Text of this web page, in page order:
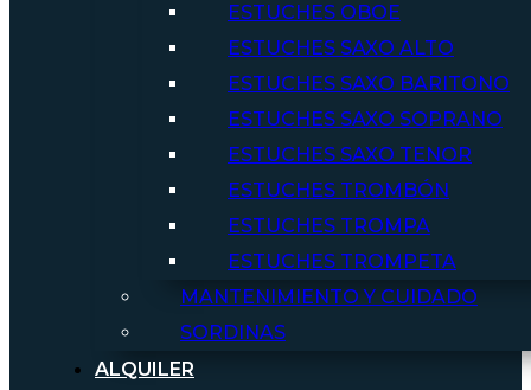
ESTUCHES OBOE
ESTUCHES SAXO ALTO
ESTUCHES SAXO BARITONO
ESTUCHES SAXO SOPRANO
ESTUCHES SAXO TENOR
ESTUCHES TROMBÓN
ESTUCHES TROMPA
ESTUCHES TROMPETA
MANTENIMIENTO Y CUIDADO
SORDINAS
ALQUILER